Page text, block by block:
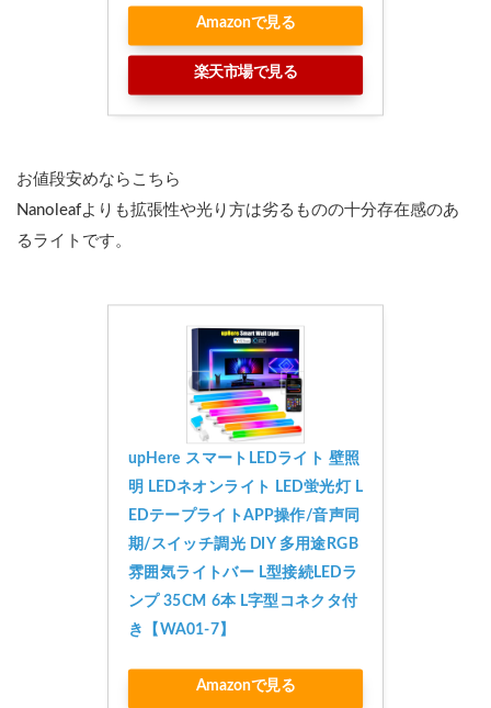
Amazonで見る
楽天市場で見る
お値段安めならこちら
Nanoleafよりも拡張性や光り方は劣るものの十分存在感のあ
るライトです。
upHere スマートLEDライト 壁照
明 LEDネオンライト LED蛍光灯 L
EDテープライトAPP操作/音声同
期/スイッチ調光 DIY 多用途RGB
雰囲気ライトバー L型接続LEDラ
ンプ 35CM 6本 L字型コネクタ付
き【WA01-7】
Amazonで見る